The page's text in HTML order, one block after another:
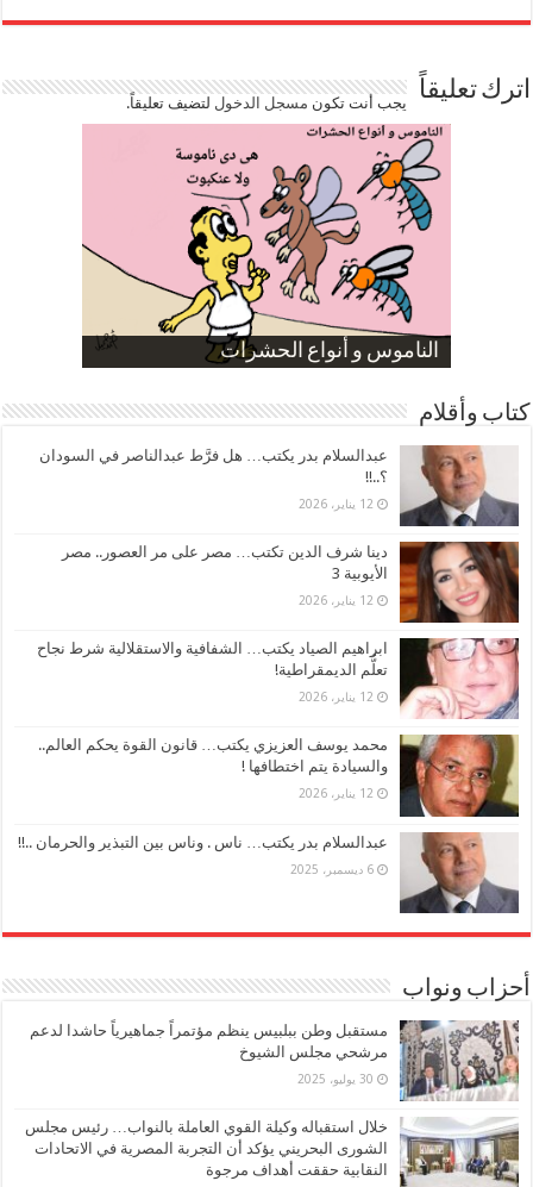
اترك تعليقاً يجب أنت تكون مسجل الدخوللتضيف تعليقاً.
الناموس و أنواع الحشرات
الموظفين بعد ارتفاع الأسعار
ارتفاع نسبة الطلاق في مصر
صورة كاركاتيرية
صورة كاركاتيرية
كتاب وأقلام
عبدالسلام بدر يكتب… هل فرَّط عبدالناصر في السودان
؟..!!
12 يناير، 2026
دينا شرف الدين تكتب… مصر على مر العصور.. مصر
الأيوبية 3
12 يناير، 2026
ابراهيم الصياد يكتب… الشفافية والاستقلالية شرط نجاح
تعلُّم الديمقراطية!
12 يناير، 2026
محمد يوسف العزيزي يكتب… قانون القوة يحكم العالم..
والسيادة يتم اختطافها !
12 يناير، 2026
عبدالسلام بدر يكتب… ناس . وناس بين التبذير والحرمان ..!!
6 ديسمبر، 2025
أحزاب ونواب
مستقبل وطن ببلبيس ينظم مؤتمراً جماهيرياً حاشدا لدعم
مرشحي مجلس الشيوخ
30 يوليو، 2025
خلال استقباله وكيلة القوي العاملة بالنواب… رئيس مجلس
الشورى البحريني يؤكد أن التجربة المصرية في الاتحادات
النقابية حققت أهداف مرجوة